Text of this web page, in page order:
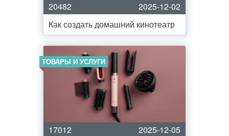
20482
2025-12-02
Как создать домашний кинотеатр
ТОВАРЫ И УСЛУГИ
17012
2025-12-05